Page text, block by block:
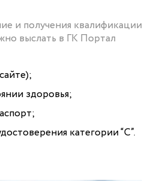
и получения квалификации
выслать в ГК Портал
здоровья;
категории “С”.